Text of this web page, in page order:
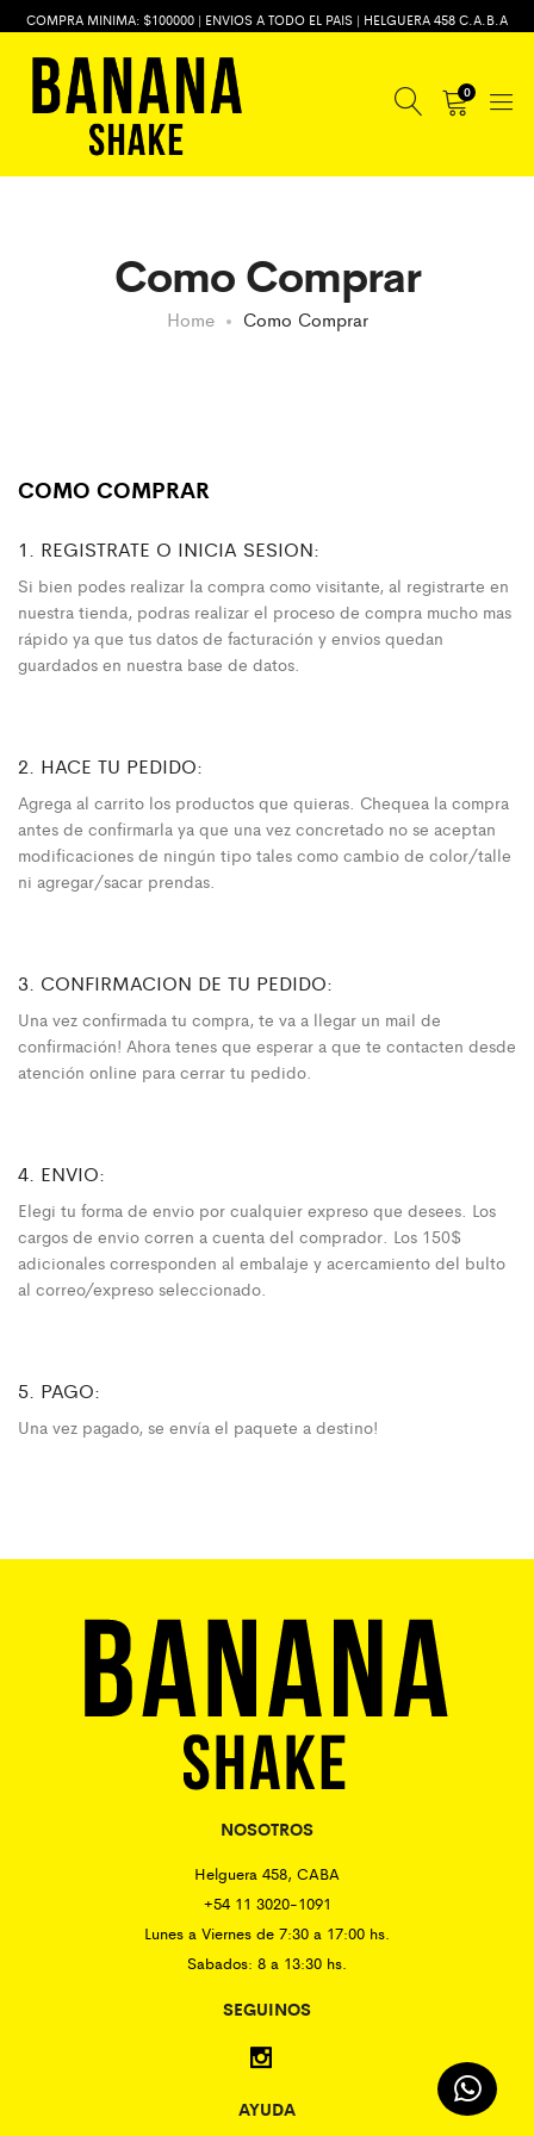
COMPRA MINIMA: $100000 | ENVIOS A TODO EL PAIS | HELGUERA 458 C.A.B.A
0
Como Comprar
Home Como Comprar
COMO COMPRAR
1. REGISTRATE O INICIA SESION:
Si bien podes realizar la compra como visitante, al registrarte en
nuestra tienda, podras realizar el proceso de compra mucho mas
rápido ya que tus datos de facturación y envios quedan
guardados en nuestra base de datos.
2. HACE TU PEDIDO:
Agrega al carrito los productos que quieras. Chequea la compra
antes de confirmarla ya que una vez concretado no se aceptan
modificaciones de ningún tipo tales como cambio de color/talle
ni agregar/sacar prendas.
3. CONFIRMACION DE TU PEDIDO:
Una vez confirmada tu compra, te va a llegar un mail de
confirmación! Ahora tenes que esperar a que te contacten desde
atención online para cerrar tu pedido.
4. ENVIO:
Elegi tu forma de envio por cualquier expreso que desees. Los
cargos de envio corren a cuenta del comprador. Los 150$
adicionales corresponden al embalaje y acercamiento del bulto
al correo/expreso seleccionado.
5. PAGO:
Una vez pagado, se envía el paquete a destino!
NOSOTROS
Helguera 458, CABA
+54 11 3020-1091
Lunes a Viernes de 7:30 a 17:00 hs.
Sabados: 8 a 13:30 hs.
SEGUINOS
AYUDA